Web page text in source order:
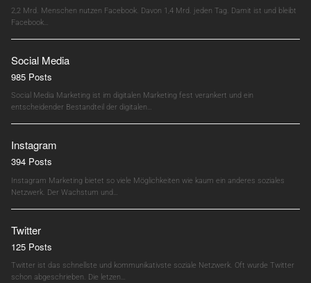
2,2 Mrd. Menschen nutzen Facebook. Davon 1,4 Mrd. jeden Tag. Damit ist und bleibt
Facebook…
Social Media
985 Posts
Social Media Marketing ist im digitalen Marketing fest verankert und ein
entscheidender Bestandteil der digitalen…
Instagram
394 Posts
Instagram Marketing bietet so viele Möglichkeiten wie kaum ein anderes soziales
Netzwerk. Der Wachstum und…
Twitter
125 Posts
Twitter ist das schnellste und kommunikativste soziale Netzwerk. Oft wurde Twitter
schon abgeschrieben. Die letzen…